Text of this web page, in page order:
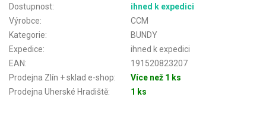
Dostupnost:
ihned k expedici
Výrobce:
CCM
Kategorie:
BUNDY
Expedice:
ihned k expedici
EAN:
191520823207
Prodejna Zlín + sklad e-shop:
Více než 1 ks
Prodejna Uherské Hradiště:
1 ks